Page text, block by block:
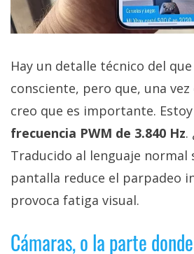
Hay un detalle técnico del
consciente, pero que, una
creo que es importante.
frecuencia PWM de 3.840 Hz.
Traducido al lenguaje normal
pantalla reduce el parpadeo
provoca fatiga visual.
Cámaras, o la parte